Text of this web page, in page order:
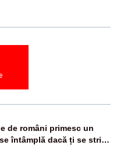
de români primesc un
întâmplă dacă ți se strică